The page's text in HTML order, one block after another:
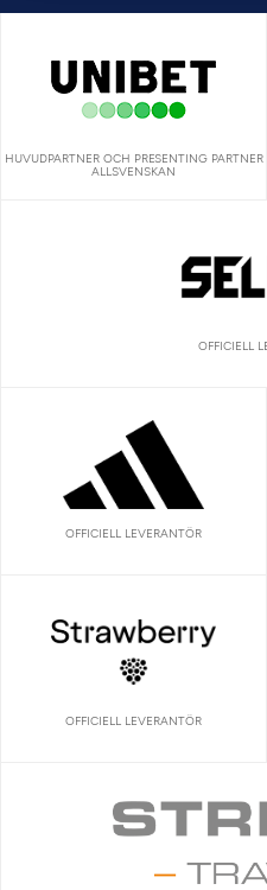
HUVUDPARTNER OCH PRESENTING PARTNER
ALLSVENSKAN
OFFICIELL
OFFICIELL LEVERANTÖR
OFFICIELL LEVERANTÖR